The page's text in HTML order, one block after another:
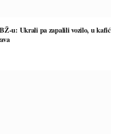
u: Ukrali pa zapalili vozilo, u kafić